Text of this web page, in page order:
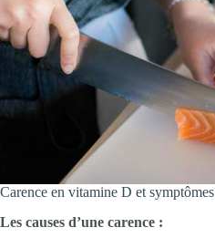
Carence en vitamine D et symptômes
Les causes d’une carence :